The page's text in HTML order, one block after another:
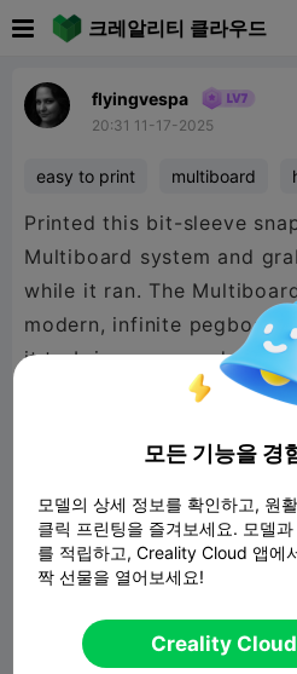
크레알리티 클라우드
flyingvespa
20:31 11-17-2025
easy to print multiboard
Printed this bit-sleeve
Multiboard system and
while it ran. The
modern, infinite pegboard,
it to bring some order to
next few months. I’ll keep
specific for your setup, hit

모든 기능을 경
모델의 상세 정보를 확인하고, 원
클릭 프린팅을 즐겨보세요. 모델
를 적립하고, Creality Cloud 앱에
짝 선물을 열어보세요!
Creality Cloud